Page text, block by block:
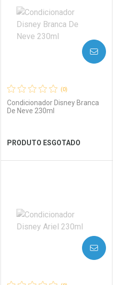
Laboratório
Ver Desconto Convênio
Por Menos
(0)
Condicionador Disney Branca
De Neve 230ml
PRODUTO ESGOTADO
AVISE-ME
AVISE-ME